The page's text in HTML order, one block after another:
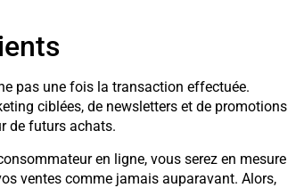
pas une fois la transaction effectuée.
ciblées, de newsletters et de promotions
de futurs achats.
en ligne, vous serez en mesure
ventes comme jamais auparavant. Alors,